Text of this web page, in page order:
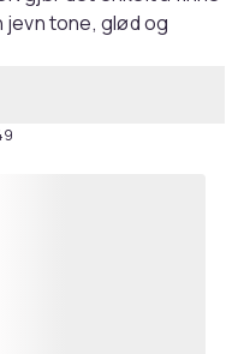
jevn tone, glød og